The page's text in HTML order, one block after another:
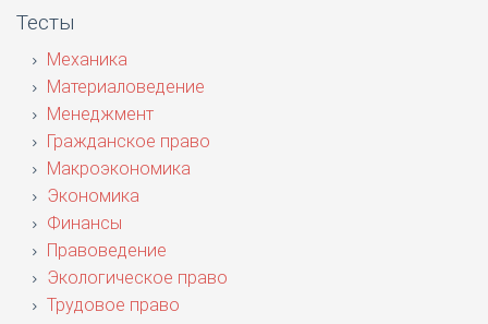
Тесты
Механика
Материаловедение
Менеджмент
Гражданское право
Макроэкономика
Экономика
Финансы
Правоведение
Экологическое право
Трудовое право